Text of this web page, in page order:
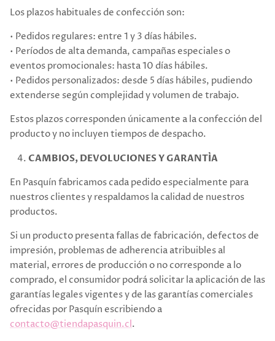
Los plazos habituales de confección son:
• Pedidos regulares: entre 1 y 3 días hábiles.
• Períodos de alta demanda, campañas especiales o
eventos promocionales: hasta 10 días hábiles.
• Pedidos personalizados: desde 5 días hábiles, pudiendo
extenderse según complejidad y volumen de trabajo.
Estos plazos corresponden únicamente a la confección del
producto y no incluyen tiempos de despacho.
CAMBIOS, DEVOLUCIONES Y GARANTÍA
En Pasquín fabricamos cada pedido especialmente para
nuestros clientes y respaldamos la calidad de nuestros
productos.
Si un producto presenta fallas de fabricación, defectos de
impresión, problemas de adherencia atribuibles al
material, errores de producción o no corresponde a lo
comprado, el consumidor podrá solicitar la aplicación de las
garantías legales vigentes y de las garantías comerciales
ofrecidas por Pasquín escribiendo a
contacto@tiendapasquin.cl.